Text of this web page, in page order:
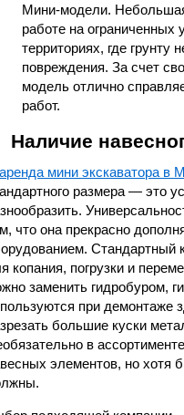
Мини-модели.
работе на ограниченных
территориях, где грунту
повреждения. За счет
модель отлично
работ.
Наличие
аренда мини экскаватора в
размера — это
что она прекрасно
Стандартный
копания, погрузки и
заменить гидробуром,
при демонтаже
большие куски
в
элементов, но хотя